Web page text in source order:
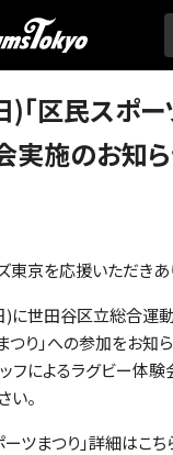
ウン
区民スポー
実施のお知
東京を応援いただきあ
に世田谷区立総合運
り」への参加をお知
フによるラグビー体験
い。
ツまつり」詳細はこち